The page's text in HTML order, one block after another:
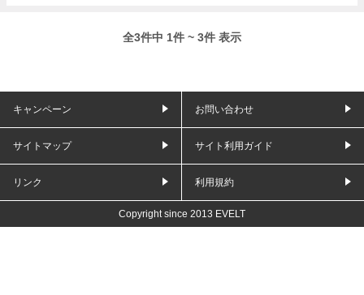
全3件中 1件 ~ 3件 表示
キャンペーン お問い合わせ
サイトマップ サイト利用ガイド
リンク 利用規約
Copyright since 2013 EVELT